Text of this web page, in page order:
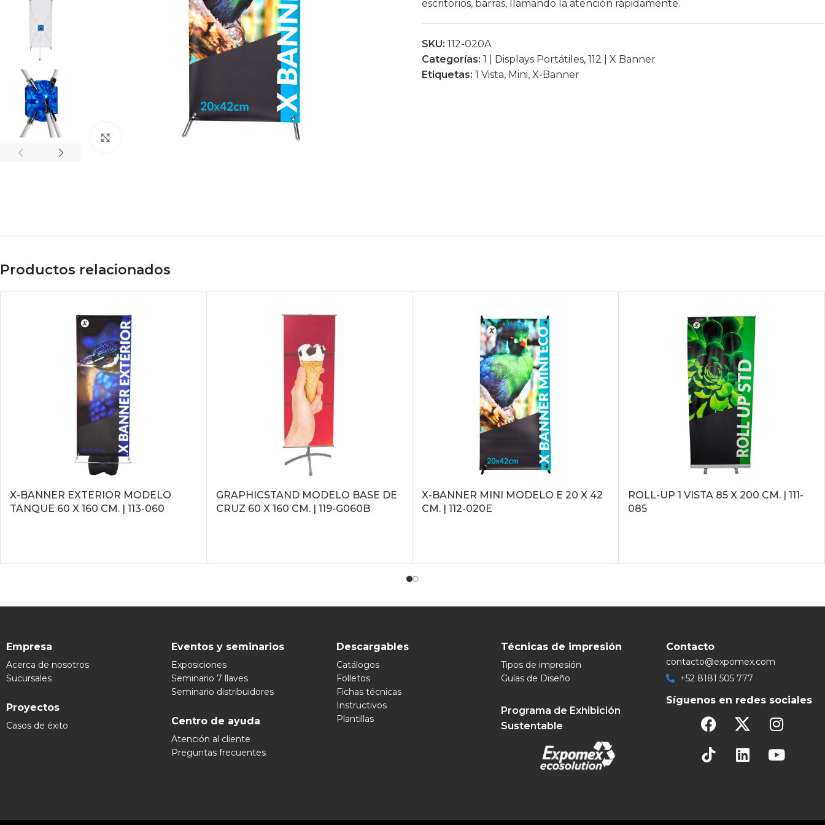
Click to enlarge
escritorios, barras, llamando la atención rápidamente.
SKU: 112-020A
Categorías: 1 | Displays Portátiles, 112 | X Banner
Etiquetas: 1 Vista, Mini, X-Banner
Productos relacionados
X-BANNER EXTERIOR MODELO
TANQUE 60 X 160 CM. | 113-060
GRAPHICSTAND MODELO BASE DE
CRUZ 60 X 160 CM. | 119-G060B
X-BANNER MINI MODELO E 20 X 42
CM. | 112-020E
ROLL-UP 1 VISTA 85 X 200 CM. | 111-
085
Empresa
Acerca de nosotros
Sucursales
Proyectos
Casos de éxito
Eventos y seminarios
Exposiciones
Seminario 7 llaves
Seminario distribuidores
Centro de ayuda
Atención al cliente
Preguntas frecuentes
Descargables
Catálogos
Folletos
Fichas técnicas
Instructivos
Plantillas
Técnicas de impresión
Tipos de impresión
Guías de Diseño
Programa de Exhibición
Sustentable
Contacto
contacto@expomex.com
+52 8181 505 777
Síguenos en redes sociales